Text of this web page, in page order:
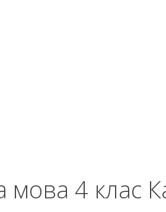
мова 4 клас